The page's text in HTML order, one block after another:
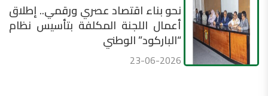
نحو بناء اقتصاد عصري ورقمي.. إطلاق
أعمال اللجنة المكلفة بتأسيس نظام
“الباركود” الوطني
23-06-2026